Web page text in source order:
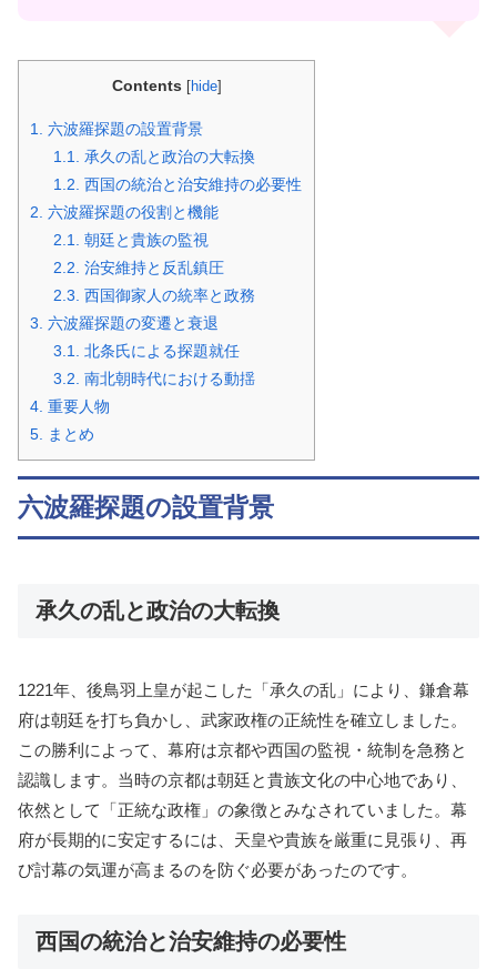
Contents [hide]
1. 六波羅探題の設置背景
1.1. 承久の乱と政治の大転換
1.2. 西国の統治と治安維持の必要性
2. 六波羅探題の役割と機能
2.1. 朝廷と貴族の監視
2.2. 治安維持と反乱鎮圧
2.3. 西国御家人の統率と政務
3. 六波羅探題の変遷と衰退
3.1. 北条氏による探題就任
3.2. 南北朝時代における動揺
4. 重要人物
5. まとめ
六波羅探題の設置背景
承久の乱と政治の大転換
1221年、後鳥羽上皇が起こした「承久の乱」により、鎌倉幕
府は朝廷を打ち負かし、武家政権の正統性を確立しました。
この勝利によって、幕府は京都や西国の監視・統制を急務と
認識します。当時の京都は朝廷と貴族文化の中心地であり、
依然として「正統な政権」の象徴とみなされていました。幕
府が長期的に安定するには、天皇や貴族を厳重に見張り、再
び討幕の気運が高まるのを防ぐ必要があったのです。
西国の統治と治安維持の必要性